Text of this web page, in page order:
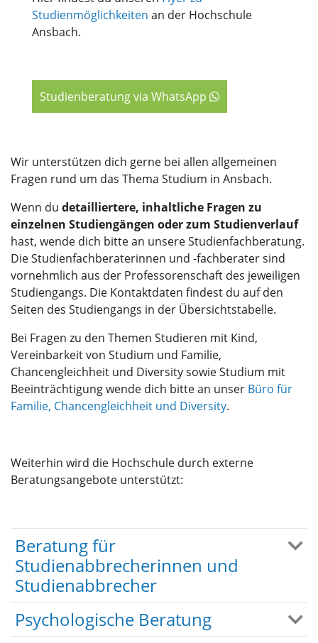
Studienmöglichkeiten an der Hochschule
Ansbach.
Studienberatung via WhatsApp
Wir unterstützen dich gerne bei allen allgemeinen
Fragen rund um das Thema Studium in Ansbach.
Wenn du detailliertere, inhaltliche Fragen zu
einzelnen Studiengängen oder zum Studienverlauf
hast, wende dich bitte an unsere Studienfachberatung.
Die Studienfachberaterinnen und -fachberater sind
vornehmlich aus der Professorenschaft des jeweiligen
Studiengangs. Die Kontaktdaten findest du auf den
Seiten des Studiengangs in der Übersichtstabelle.
Bei Fragen zu den Themen Studieren mit Kind,
Vereinbarkeit von Studium und Familie,
Chancengleichheit und Diversity sowie Studium mit
Beeinträchtigung wende dich bitte an unser Büro für
Familie, Chancengleichheit und Diversity.
Weiterhin wird die Hochschule durch externe
Beratungsangebote unterstützt:
Beratung für
Studienabbrecherinnen und
Studienabbrecher
Psychologische Beratung